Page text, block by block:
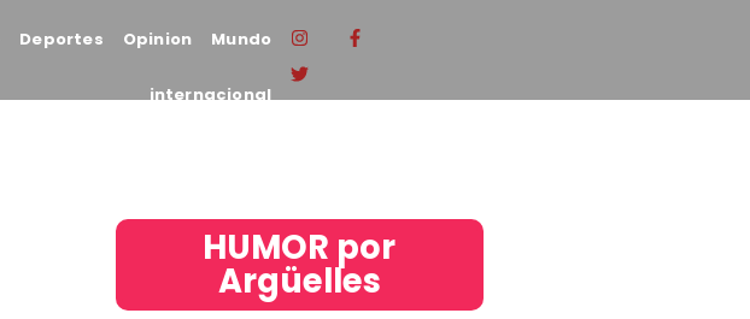
Deportes Opinion Mundo
internacional
HUMOR por
Argüelles​